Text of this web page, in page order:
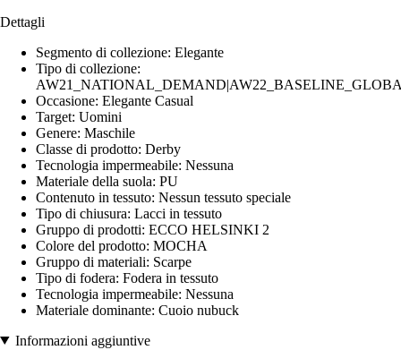
Dettagli
Segmento di collezione: Elegante
Tipo di collezione:
Occasione: Elegante Casual
Target: Uomini
Genere: Maschile
Classe di prodotto: Derby
Tecnologia impermeabile: Nessuna
Materiale della suola: PU
Contenuto in tessuto: Nessun tessuto speciale
Tipo di chiusura: Lacci in tessuto
Gruppo di prodotti: ECCO HELSINKI 2
Colore del prodotto: MOCHA
Gruppo di materiali: Scarpe
Tipo di fodera: Fodera in tessuto
Tecnologia impermeabile: Nessuna
Materiale dominante: Cuoio nubuck
Informazioni aggiuntive